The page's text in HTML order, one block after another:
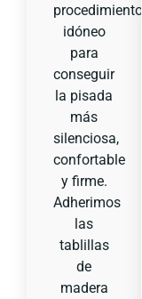
procedimiento
idóneo
para
conseguir
la pisada
más
silenciosa,
confortable
y firme.
Adherimos
las
tablillas
de
madera